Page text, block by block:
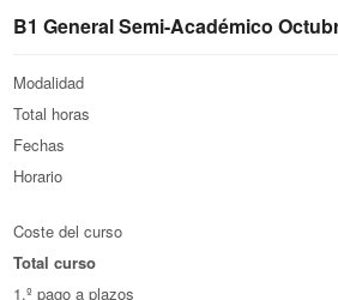
B1 General Semi-Académico
Modalidad
Total horas
Fechas
Horario
Coste del curso
Total curso
1.º pago a plazos